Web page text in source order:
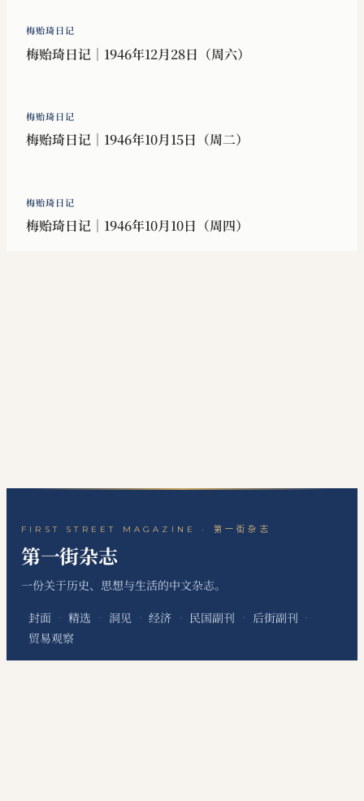
梅贻琦日记
梅贻琦日记｜1946年12月28日（周六）
梅贻琦日记
梅贻琦日记｜1946年10月15日（周二）
梅贻琦日记
梅贻琦日记｜1946年10月10日（周四）
FIRST STREET MAGAZINE · 第一街杂志
第一街杂志
一份关于历史、思想与生活的中文杂志。
封面 · 精选 · 洞见 · 经济 · 民国副刊 · 后街副刊 ·
贸易观察